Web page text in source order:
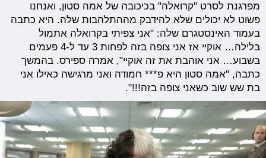
מפרגנת לסרט "קרואלה" בכיכובה של אמה סטון, ואנחנו
פשוט לא יכולים שלא להידבק מההתלהבות שלה. היא כתבה
בעמוד האינסטגרם שלה: "אני צפיתי בקרואלה אתמול
בלילה… אוקיי אז אני צופה בזה לפחות 3 עד ל-4 פעמים
בשבוע… אני אוהבת את זה אוקיי", אמרה ספירס. בהמשך
כתבה, "אמה סטון היא פ*** חמודה ואני מרגישה כאילו אני
בת שש שוב כשאני צופה בזה!!!".